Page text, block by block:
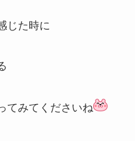
じた時に
てみてくださいね